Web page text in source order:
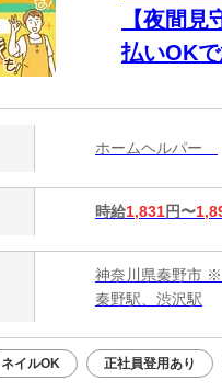
【夜間
払いOK
ホームヘルパー
時給1,831円〜
神奈川県秦野市 ※
秦野駅、渋沢駅
ネイルOK 正社員登用あり